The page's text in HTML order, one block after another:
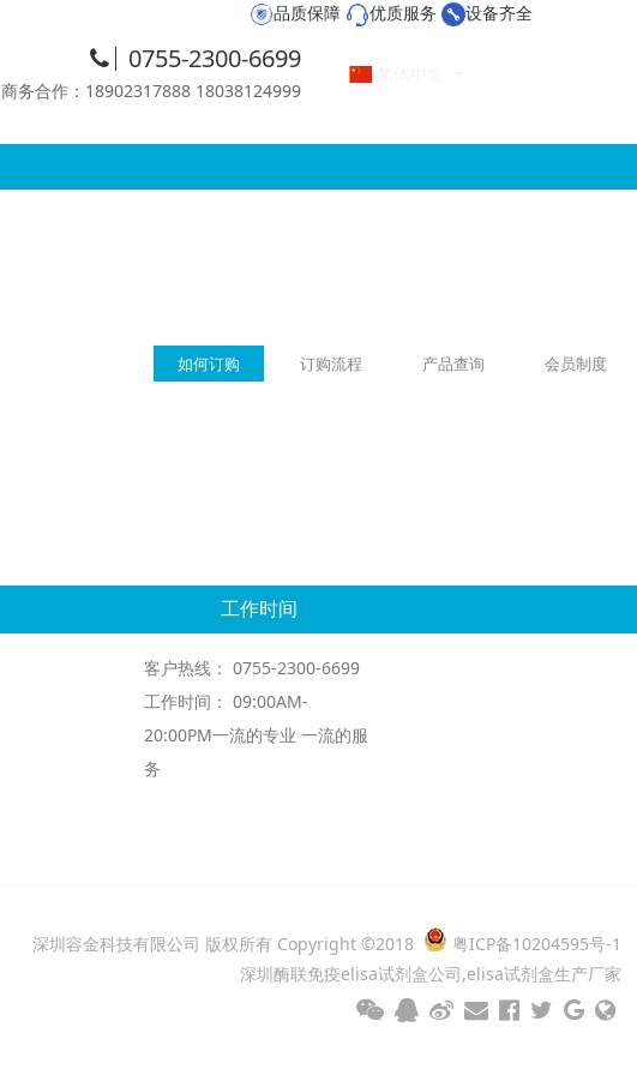
品质保障 优质服务 设备齐全
0755-2300-6699
商务合作：18902317888 18038124999
如何订购 订购流程 产品查询 会员制度
工作时间
客户热线： 0755-2300-6699
工作时间： 09:00AM-
20:00PM一流的专业 一流的服
务
深圳容金科技有限公司 版权所有 Copyright ©2018
粤ICP备10204595号-1
深圳酶联免疫elisa试剂盒公司,elisa试剂盒生产厂家